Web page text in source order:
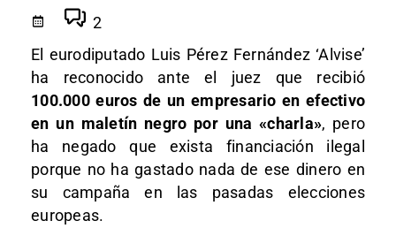
2
El eurodiputado Luis Pérez Fernández ‘Alvise’
ha reconocido ante el juez que recibió
100.000 euros de un empresario en efectivo
en un maletín negro por una «charla», pero
ha negado que exista financiación ilegal
porque no ha gastado nada de ese dinero en
su campaña en las pasadas elecciones
europeas.